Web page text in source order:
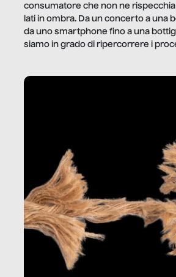
consumatore che non ne rispecchia
lati in ombra. Da un concerto a una
da uno smartphone fino a una
siamo in grado di ripercorrere i
dietro gli oggetti e i servizi che fanno